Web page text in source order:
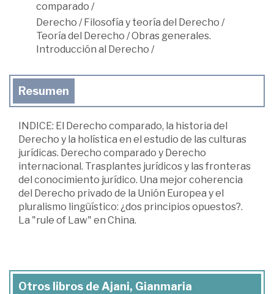
comparado /
Derecho / Filosofía y teoría del Derecho /
Teoría del Derecho /Obras generales.
Introducción al Derecho /
Resumen
INDICE: El Derecho comparado, la historia del
Derecho y la holística en el estudio de las culturas
jurídicas. Derecho comparado y Derecho
internacional. Trasplantes jurídicos y las fronteras
del conocimiento jurídico. Una mejor coherencia
del Derecho privado de la Unión Europea y el
pluralismo lingüístico: ¿dos principios opuestos?.
La "rule of Law" en China.
Otros libros de Ajani, Gianmaria